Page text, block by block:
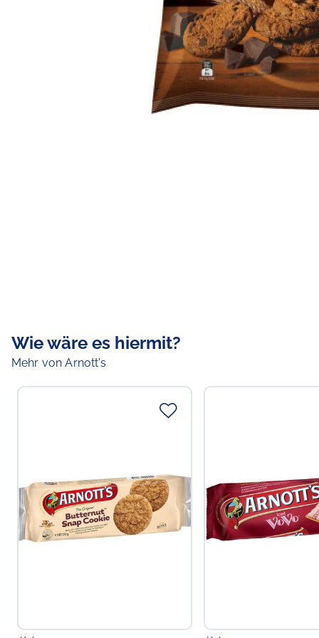
Wie wäre es hiermit?
Mehr von Arnott's